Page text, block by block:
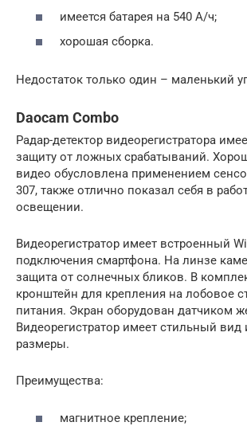
имеется батарея на 540 А/ч;
хорошая сборка.
Недостаток только один – маленький
Daocam Combo
Радар-детектор видеорегистратора
защиту от ложных срабатываний.
видео обусловлена применением
307, также отлично показал себя в
освещении.
Видеорегистратор имеет встроенный
подключения смартфона. На линзе
защита от солнечных бликов. В
кронштейн для крепления на лобовое
питания. Экран оборудован датчиком
Видеорегистратор имеет стильный
размеры.
Преимущества:
магнитное крепление;